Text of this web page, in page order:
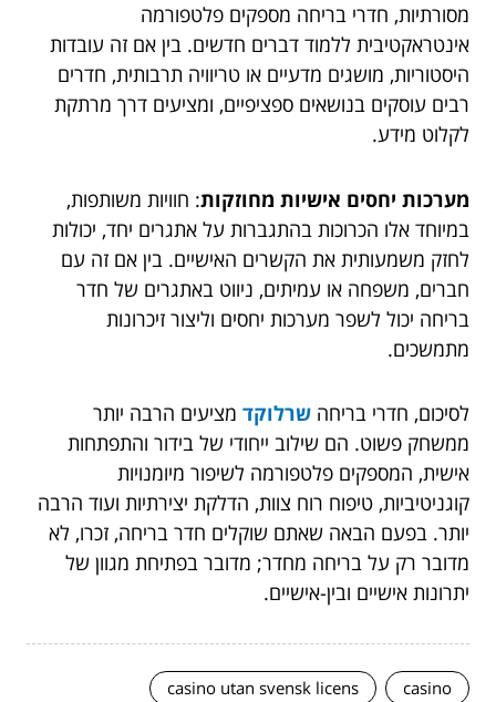
מסורתיות, חדרי בריחה מספקים פלטפורמה
אינטראקטיבית ללמוד דברים חדשים. בין אם זה עובדות
היסטוריות, מושגים מדעיים או טריוויה תרבותית, חדרים
רבים עוסקים בנושאים ספציפיים, ומציעים דרך מרתקת
לקלוט מידע.
מערכות יחסים אישיות מחוזקות: חוויות משותפות,
במיוחד אלו הכרוכות בהתגברות על אתגרים יחד, יכולות
לחזק משמעותית את הקשרים האישיים. בין אם זה עם
חברים, משפחה או עמיתים, ניווט באתגרים של חדר
בריחה יכול לשפר מערכות יחסים וליצור זיכרונות
מתמשכים.
לסיכום, חדרי בריחה שרלוקד מציעים הרבה יותר
ממשחק פשוט. הם שילוב ייחודי של בידור והתפתחות
אישית, המספקים פלטפורמה לשיפור מיומנויות
קוגניטיביות, טיפוח רוח צוות, הדלקת יצירתיות ועוד הרבה
יותר. בפעם הבאה שאתם שוקלים חדר בריחה, זכרו, לא
מדובר רק על בריחה מחדר; מדובר בפתיחת מגוון של
יתרונות אישיים ובין-אישיים.
casino
casino utan svensk licens